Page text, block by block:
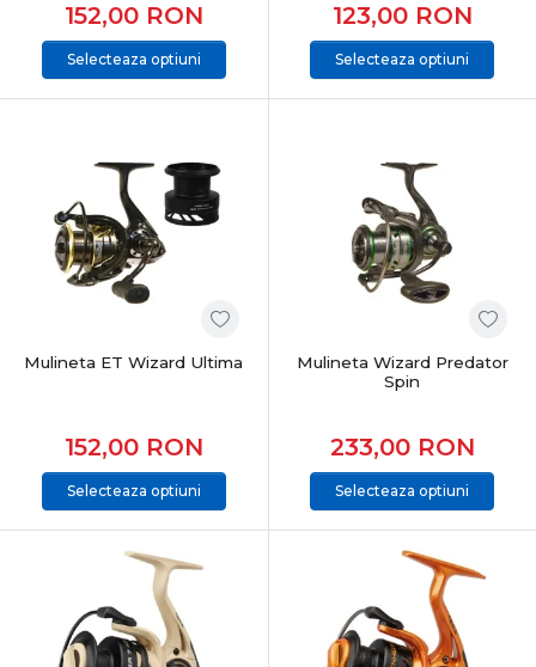
152,00 RON
Selecteaza optiuni
123,00 RON
Selecteaza optiuni
Mulineta ET Wizard Ultima
152,00 RON
Selecteaza optiuni
Mulineta Wizard Predator
Spin
233,00 RON
Selecteaza optiuni